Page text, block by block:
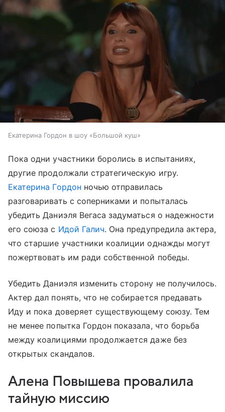
Екатерина Гордон в шоу «Большой куш»
Пока одни участники боролись в испытаниях,
другие продолжали стратегическую игру.
Екатерина Гордон ночью отправилась
разговаривать с соперниками и попыталась
убедить Даниэля Вегаса задуматься о надежности
его союза с Идой Галич. Она предупредила актера,
что старшие участники коалиции однажды могут
пожертвовать им ради собственной победы.
Убедить Даниэля изменить сторону не получилось.
Актер дал понять, что не собирается предавать
Иду и пока доверяет существующему союзу. Тем
не менее попытка Гордон показала, что борьба
между коалициями продолжается даже без
открытых скандалов.
Алена Повышева провалила
тайную миссию